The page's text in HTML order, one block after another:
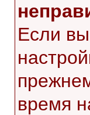
Если
время